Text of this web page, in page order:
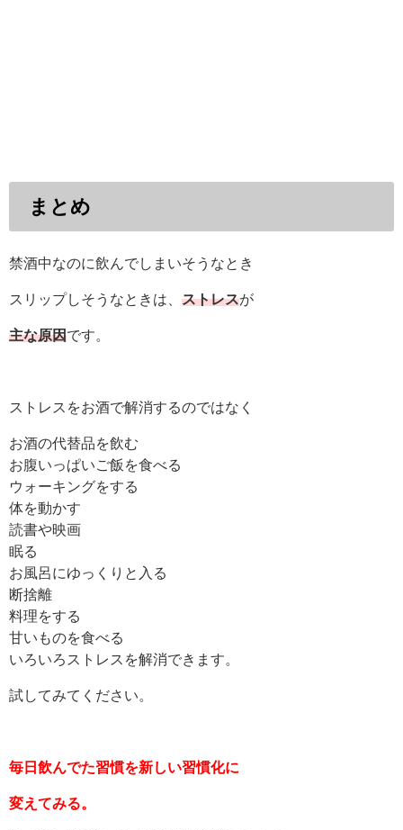
まとめ
禁酒中なのに飲んでしまいそうなとき
スリップしそうなときは、 ストレスが
主な原因です。
ストレスをお酒で解消するのではなく
お酒の代替品を飲む
お腹いっぱいご飯を食べる
ウォーキングをする
体を動かす
読書や映画
眠る
お風呂にゆっくりと入る
断捨離
料理をする
甘いものを食べる
いろいろストレスを解消できます。
試してみてください。
毎日飲んでた習慣を新しい習慣化に
変えてみる。